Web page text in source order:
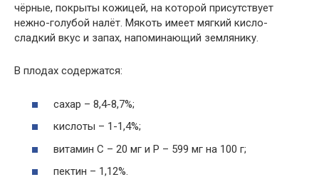
чёрные, покрыты кожицей, на которой присутствует
нежно-голубой налёт. Мякоть имеет мягкий кисло-
сладкий вкус и запах, напоминающий землянику.
В плодах содержатся:
сахар – 8,4-8,7%;
кислоты – 1-1,4%;
витамин С – 20 мг и Р – 599 мг на 100 г;
пектин – 1,12%.